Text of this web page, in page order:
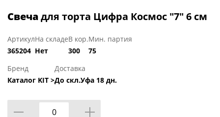
Свечадля торта Цифра Космос "7" 6 см
Артикул
365204
На складе
Нет
В кор.
300
Мин. партия
75
Бренд
Каталог KIT >
Доставка
До скл.Уфа 18 дн.